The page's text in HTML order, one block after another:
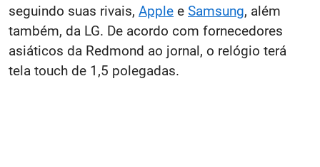
seguindo suas rivais, Apple e Samsung, além
também, da LG. De acordo com fornecedores
asiáticos da Redmond ao jornal, o relógio terá
tela touch de 1,5 polegadas.